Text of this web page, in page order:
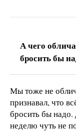
А чего
бросить бы
Мы тоже не
признавал, что
бросить бы
неделю чуть не